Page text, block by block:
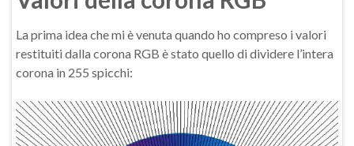
La prima idea che mi è venuta quando ho compreso i valori
restituiti dalla corona RGB è stato quello di dividere l’intera
corona in 255 spicchi: